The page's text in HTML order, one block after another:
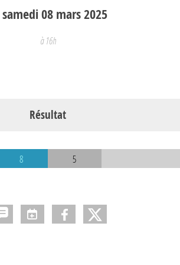
samedi08mars2025
à 16h
Résultat
8 5